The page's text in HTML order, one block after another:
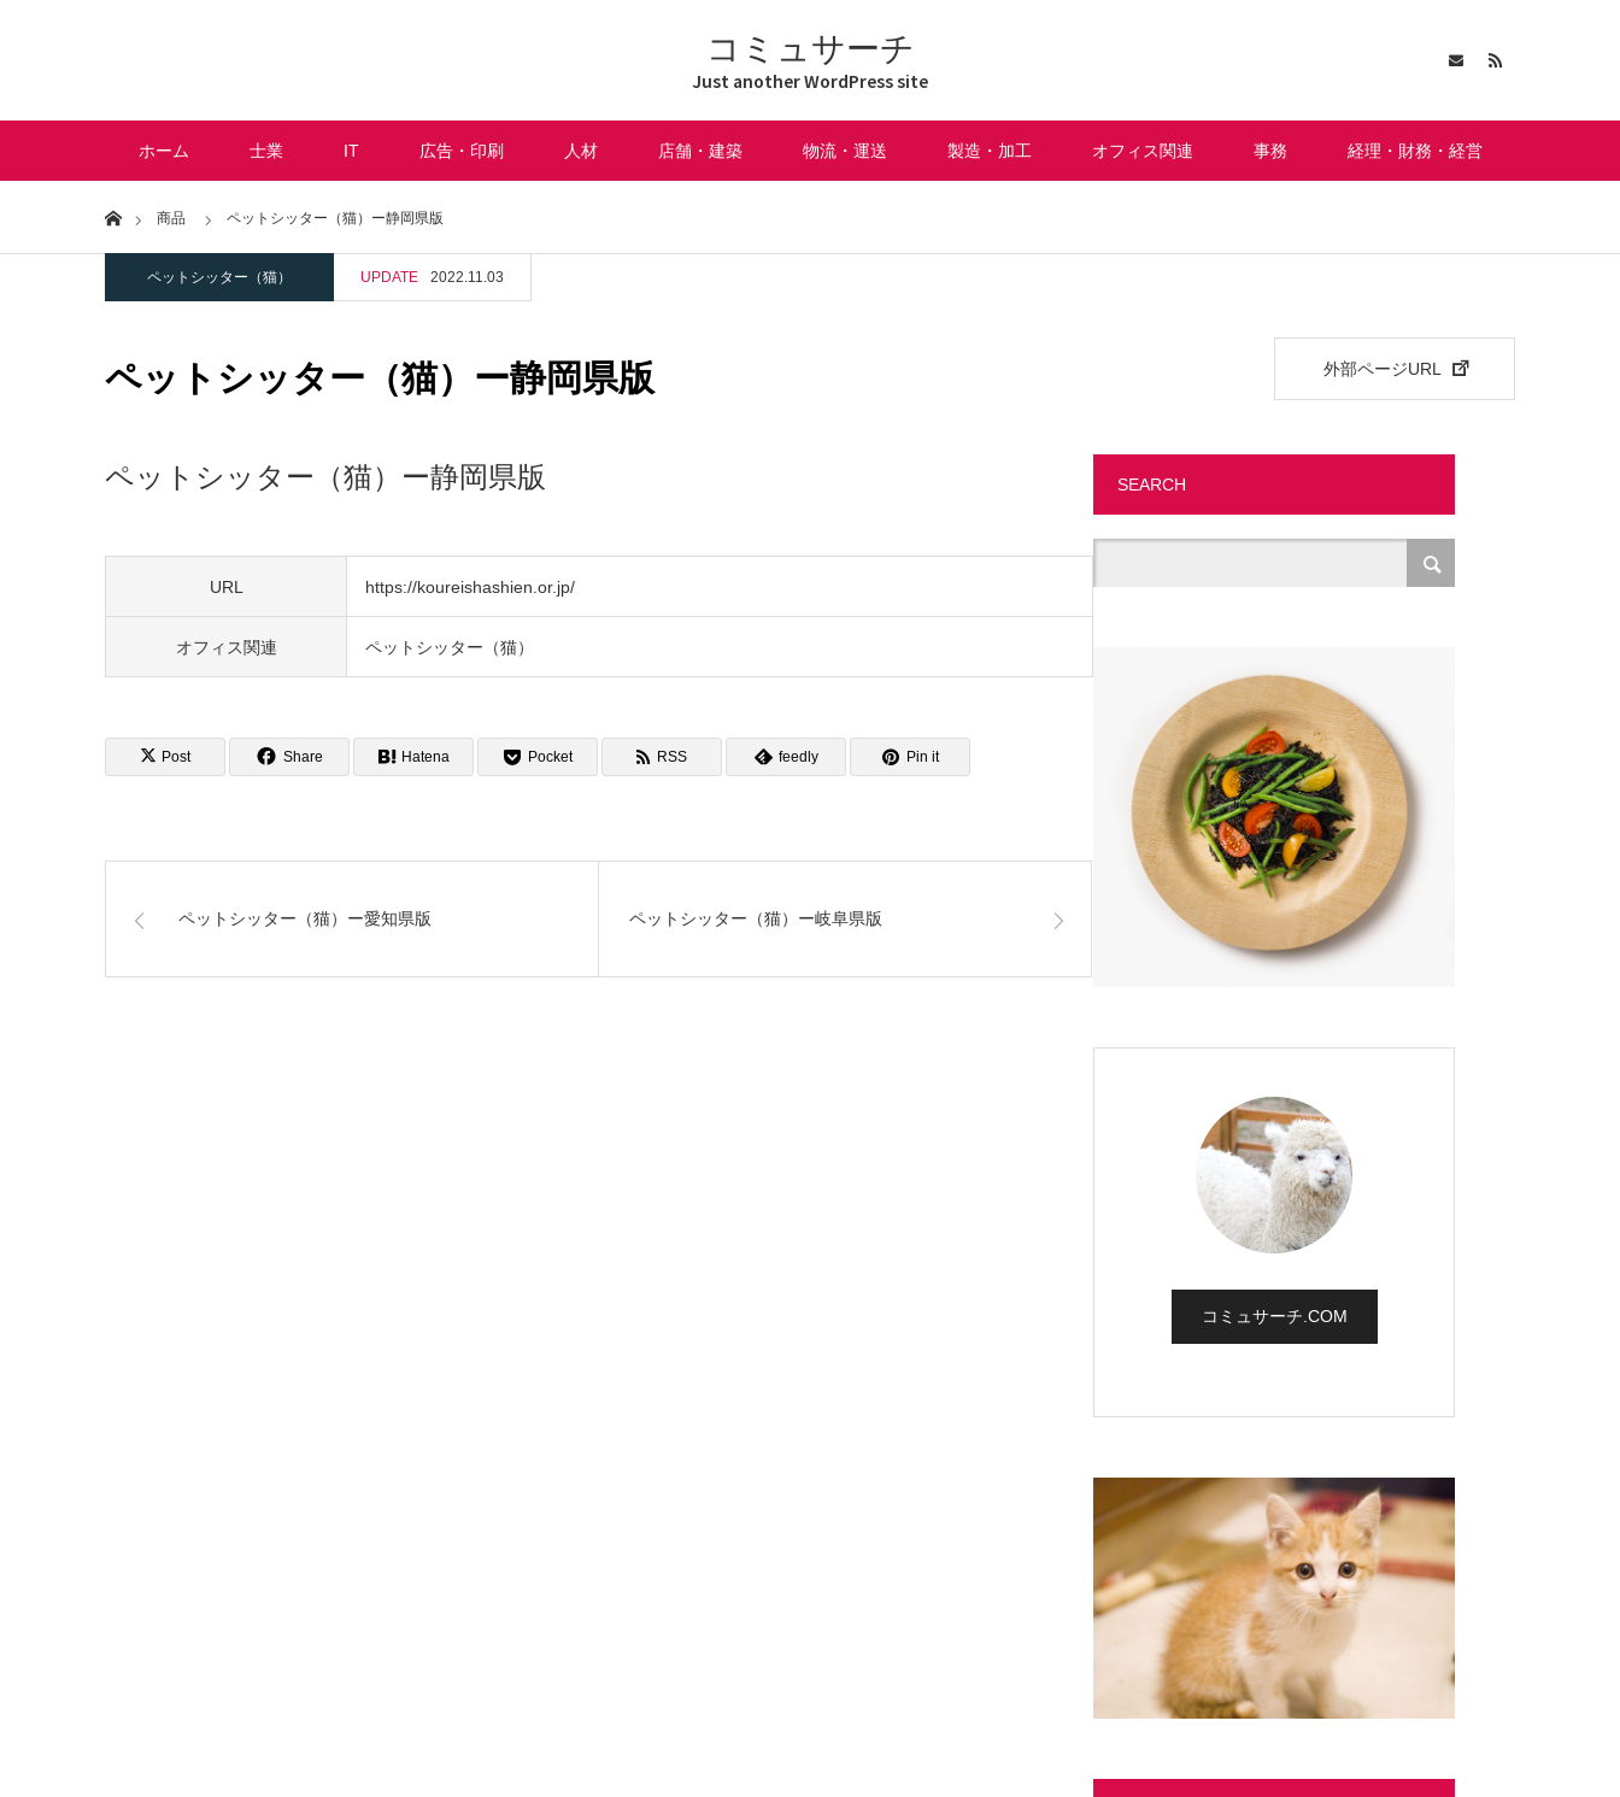
コミュサーチ
Just another WordPress site
ホーム 士業 IT 広告・印刷 人材 店舗・建築 物流・運送 製造・加工 オフィス関連 事務 経理・財務・経営
Home商品 ペットシッター（猫）ー静岡県版
ペットシッター（猫） UPDATE 2022.11.03
ペットシッター（猫）ー静岡県版 外部ページURL
ペットシッター（猫）ー静岡県版
URL https://koureishashien.or.jp/
オフィス関連 ペットシッター（猫）
Post Share Hatena Pocket RSS feedly Pin it
ペットシッター（猫）ー愛知県版 ペットシッター（猫）ー岐阜県版
SEARCH
コミュサーチ.COM